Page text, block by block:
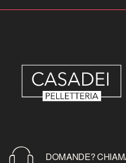
DOMANDE?